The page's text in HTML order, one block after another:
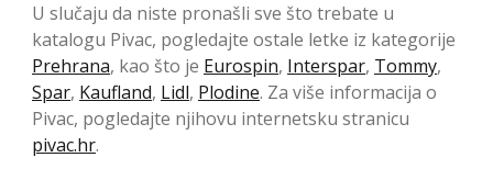
U slučaju da niste pronašli sve što trebate u
katalogu Pivac, pogledajte ostale letke iz kategorije
Prehrana, kao što je Eurospin, Interspar, Tommy,
Spar, Kaufland, Lidl, Plodine. Za više informacija o
Pivac, pogledajte njihovu internetsku stranicu
pivac.hr.